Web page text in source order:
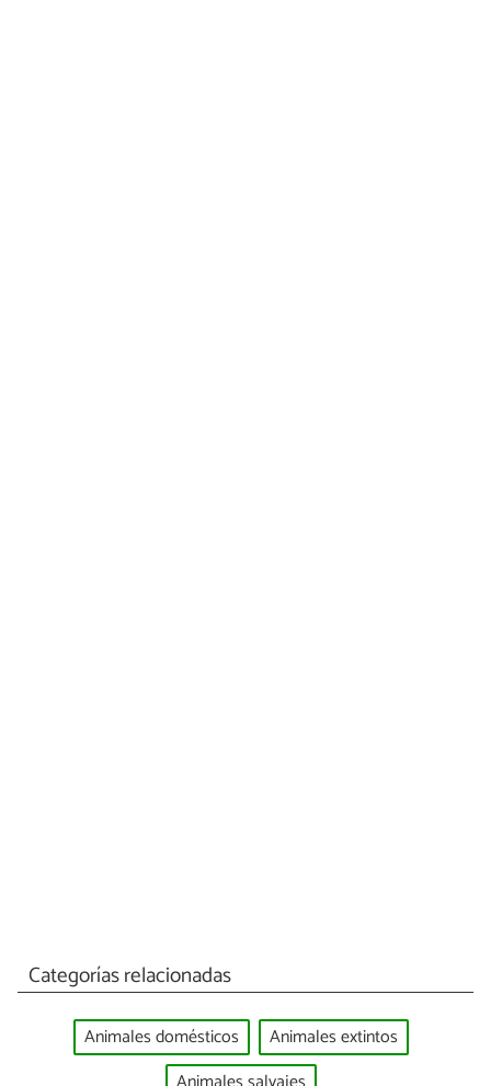
Categorías relacionadas
Animales domésticos
Animales extintos